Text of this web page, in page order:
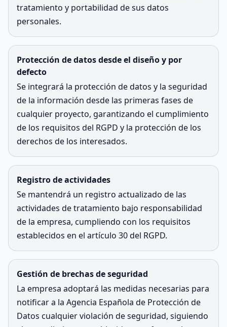
tratamiento y portabilidad de sus datos
personales.
Protección de datos desde el diseño y por
defecto
Se integrará la protección de datos y la seguridad
de la información desde las primeras fases de
cualquier proyecto, garantizando el cumplimiento
de los requisitos del RGPD y la protección de los
derechos de los interesados.
Registro de actividades
Se mantendrá un registro actualizado de las
actividades de tratamiento bajo responsabilidad
de la empresa, cumpliendo con los requisitos
establecidos en el artículo 30 del RGPD.
Gestión de brechas de seguridad
La empresa adoptará las medidas necesarias para
notificar a la Agencia Española de Protección de
Datos cualquier violación de seguridad, siguiendo